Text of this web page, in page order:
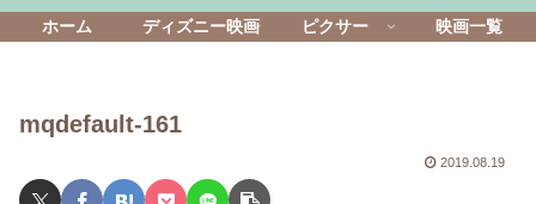
ホーム ディズニー映画 ピクサー 映画一覧
mqdefault-161
2019.08.19